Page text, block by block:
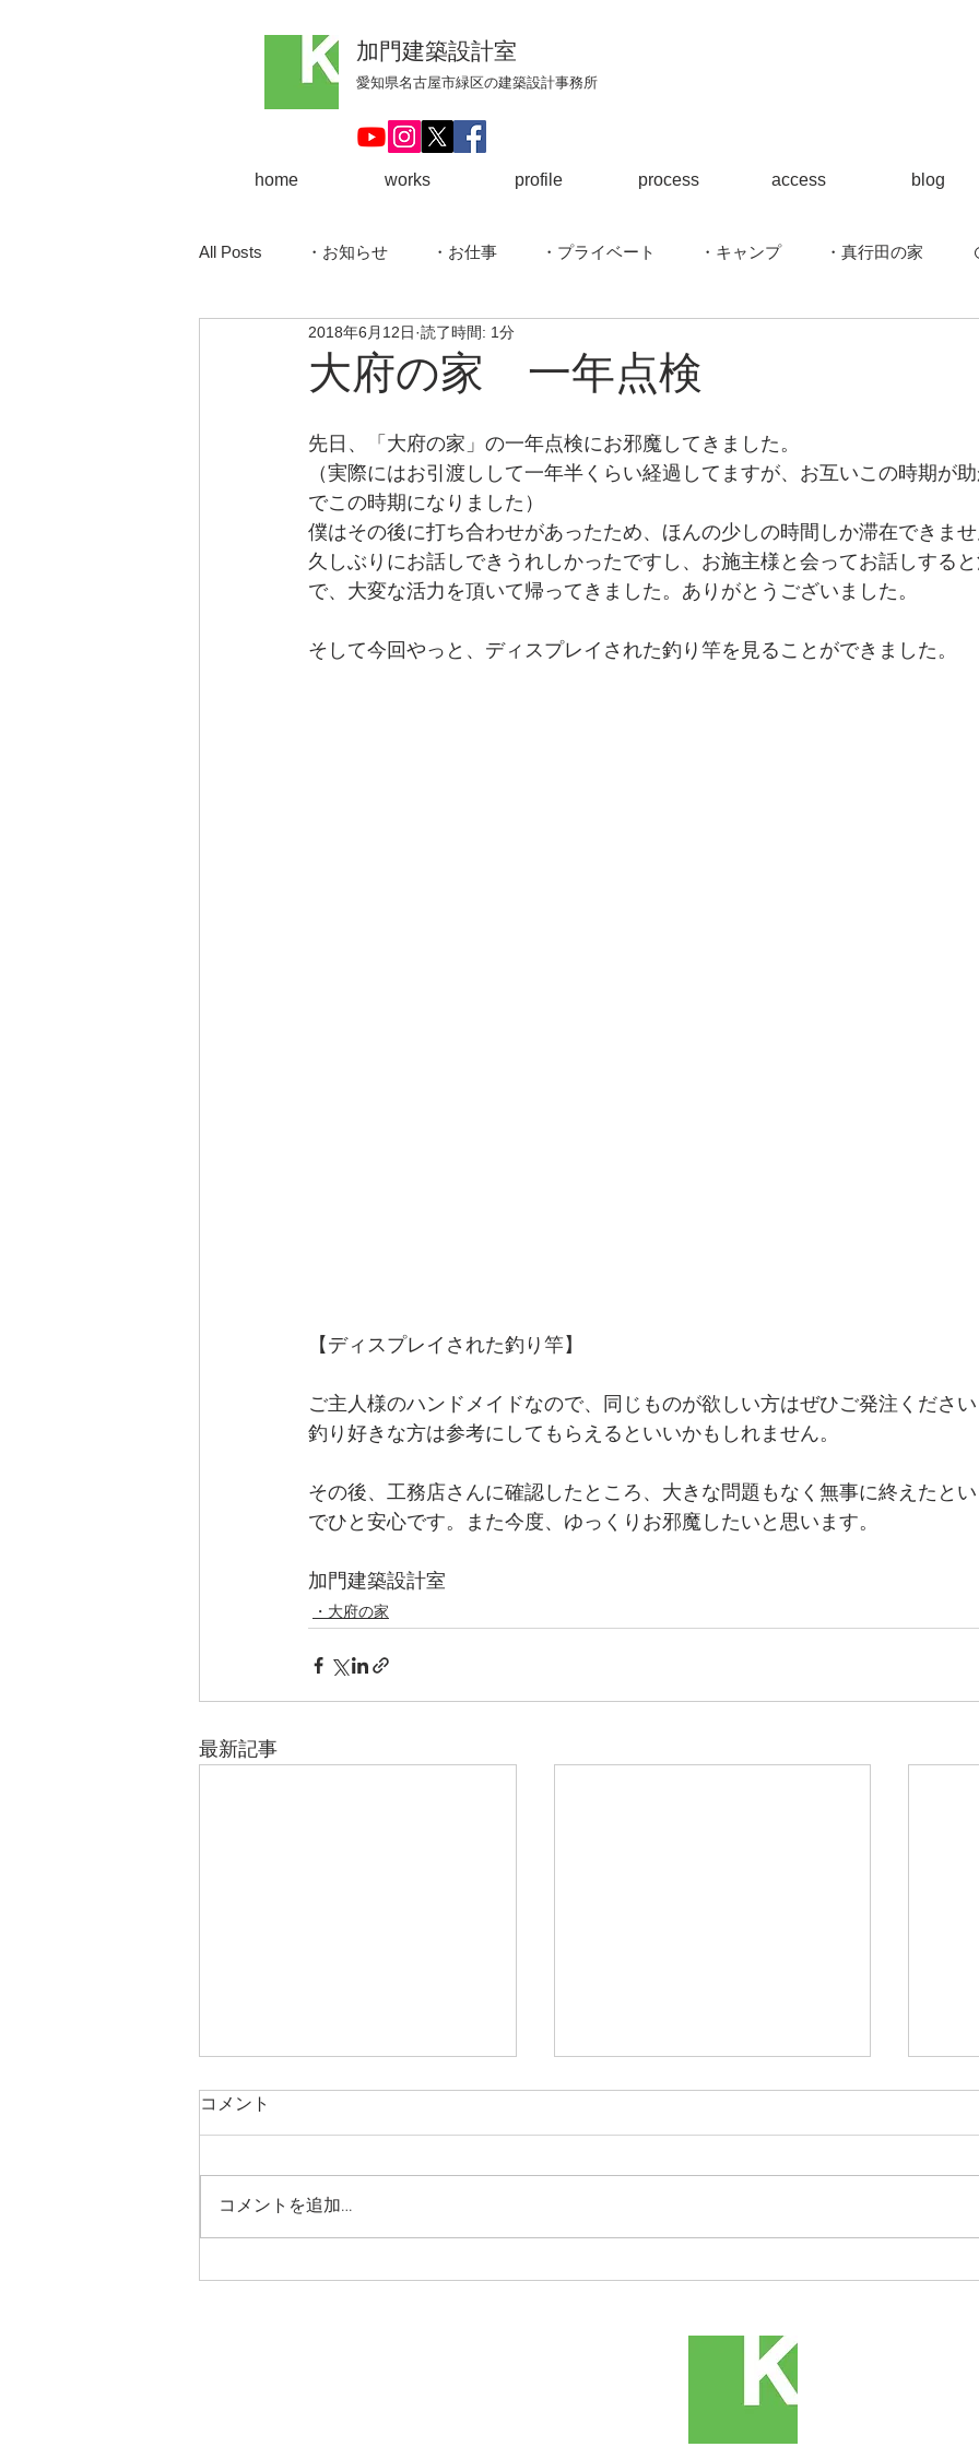
加門建築設計室
​愛知県名古屋市緑区の建築設計事務所
home works profile process access blog
All Posts ・お知らせ ・お仕事 ・プライベート ・キャンプ ・真行田の家
・大府の家 ・サーファーズハウス
大府の家 一年点検
2018年6月12日 読了時間: 1分
先日、「大府の家」の一年点検にお邪魔してきました。
（実際にはお引渡しして一年半くらい経過してますが、お互いこの時期が
でこの時期になりました）
僕はその後に打ち合わせがあったため、ほんの少しの時間しか滞在できま
久しぶりにお話しできうれしかったですし、お施主様と会ってお話しする
で、大変な活力を頂いて帰ってきました。ありがとうございました。
そして今回やっと、ディスプレイされた釣り竿を見ることができました。
【ディスプレイされた釣り竿】
ご主人様のハンドメイドなので、同じものが欲しい方はぜひご発注くださ
釣り好きな方は参考にしてもらえるといいかもしれません。
その後、工務店さんに確認したところ、大きな問題もなく無事に終えたと
でひと安心です。また今度、ゆっくりお邪魔したいと思います。
加門建築設計室
・大府の家
最新記事
コメント
コメントを追加…